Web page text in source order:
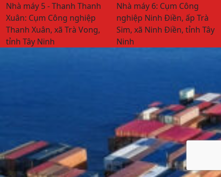
Nhà máy 5 - Thanh Thanh
Xuân: Cụm Công nghiệp
Thanh Xuân, xã Trà Vong,
tỉnh Tây Ninh
Nhà máy 6: Cụm Công
nghiệp Ninh Điền, ấp Trà
Sim, xã Ninh Điền, tỉnh Tây
Ninh